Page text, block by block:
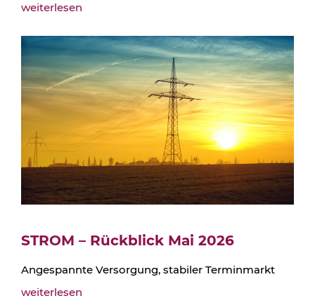
weiterlesen
STROM – Rückblick Mai 2026
Angespannte Versorgung, stabiler Terminmarkt
weiterlesen